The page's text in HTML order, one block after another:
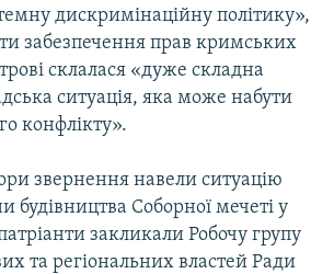
дискримінаційну політику»,
забезпечення прав кримських
склалася «дуже складна
ситуація, яка може набути
конфлікту».
звернення навели ситуацію
будівництва Соборної мечеті у
закликали Робочу групу
та регіональних властей Ради